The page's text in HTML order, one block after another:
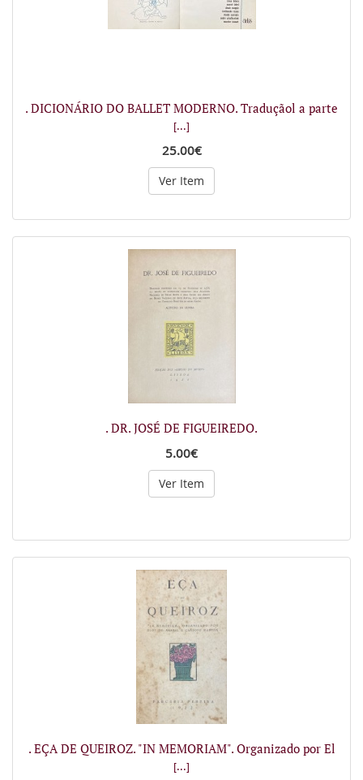
. DICIONÁRIO DO BALLET MODERNO. Traduçãol a parte
[...]
25.00€
Ver Item
. DR. JOSÉ DE FIGUEIREDO.
5.00€
Ver Item
. EÇA DE QUEIROZ. "IN MEMORIAM". Organizado por El
[...]